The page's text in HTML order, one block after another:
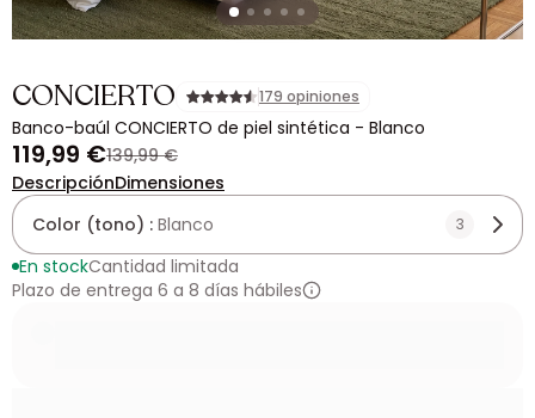
CONCIERTO 179 opiniones
Banco-baúl CONCIERTO de piel sintética - Blanco
119,99 €139,99 €
DescripciónDimensiones
Color (tono) : Blanco 3
En stockCantidad limitada
Plazo de entrega 6 a 8 días hábiles